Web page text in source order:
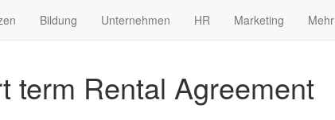
Bildung Unternehmen HR Marketing Mehr
term Rental Agreement